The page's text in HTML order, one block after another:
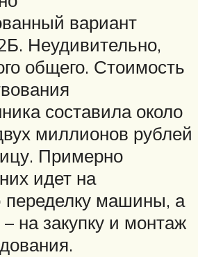
вариант
Неудивительно,
общего. Стоимость
составила около
миллионов рублей
Примерно
идет на
переделку машины, а
на закупку и монтаж